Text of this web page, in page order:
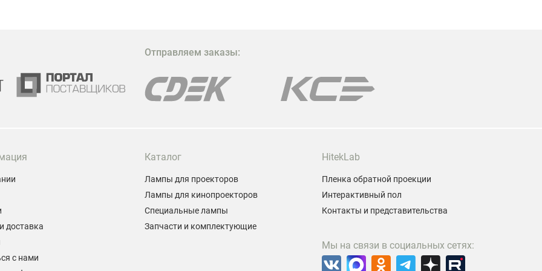
Гарантия на все лампы!
Отправляем заказы:
доставка
с нами
Каталог
Лампы для проекторов
Лампы для кинопроекторов
Специальные лампы
Запчасти и комплектующие
HitekLab
Пленка обратной проекции
Интерактивный пол
Контакты и представительства
Мы на связи в социальных сетях: